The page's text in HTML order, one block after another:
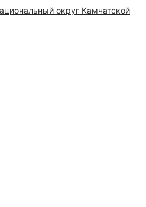
округ Камчатской